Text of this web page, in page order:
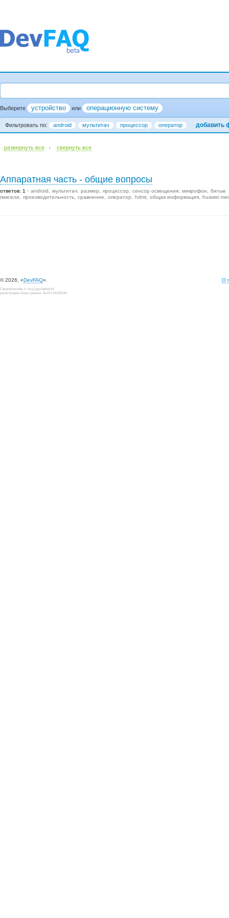
Выберите устройство или операционную систему
Фильтровать по: android мультитач процессор оператор добавить
развернуть все · cвернуть все
Аппаратная часть - общие вопросы
ответов: 1 android мультитач размер процессор сенсор освещения микрофон
битые
пиксели
производительность сравнение оператор hdmi общая информация huawei
© 2026, «DevFAQ». О
Свидетельство о государственной
регистрации базы данных №2012620649.